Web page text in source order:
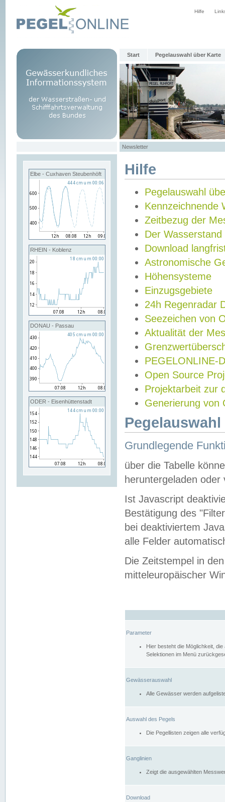
Hilfe
Start Pegelauswahl über Karte
Newsletter
Elbe - Cuxhaven Steubenhöft
RHEIN - Koblenz
DONAU - Passau
ODER - Eisenhüttenstadt
Hilfe
Pegelauswahl
Kennzeichnende
Zeitbezug der
Der Wasserstand
Download
Astronomische
Höhensysteme
Einzugsgebiete
24h Regenradar
Seezeichen von
Aktualität der
PEGELONLINE-
Open Source
Projektarbeit zur
Generierung von
Grundlegende
über die Tabelle
heruntergeladen oder
Ist Javascript
Bestätigung des
bei deaktiviertem
alle Felder
Die Zeitstempel in
mitteleuropäischer
Parameter
Hier besteht die Möglichkeit,
Selektionen im Menü
Gewässerauswahl
Alle Gewässer werden
Auswahl des Pegels
Die Pegellisten zeigen alle
Ganglinien
Zeigt die ausgewählten
Download